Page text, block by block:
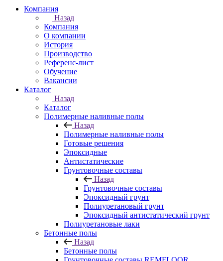
Компания
Назад
Компания
О компании
История
Производство
Референс-лист
Обучение
Вакансии
Каталог
Назад
Каталог
Полимерные наливные полы
Назад
Полимерные наливные полы
Готовые решения
Эпоксидные
Антистатические
Грунтовочные составы
Назад
Грунтовочные составы
Эпоксидный грунт
Полиуретановый грунт
Эпоксидный антистатический грунт
Полиуретановые лаки
Бетонные полы
Назад
Бетонные полы